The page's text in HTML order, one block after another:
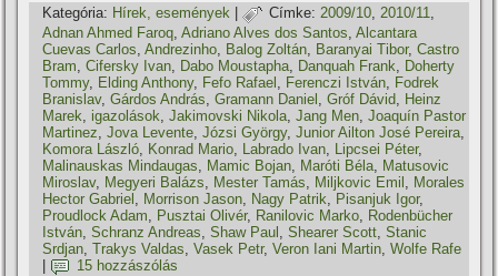
Kategória: Hí­rek, események | Címke: 2009/10,2010/11,
Adnan Ahmed Faroq ,Adriano Alves dos Santos ,Alcantara
Cuevas Carlos ,Andrezinho Balog Zoltán Baranyai Tibor,Castro
Bram ,Cifersky Ivan Dabo Moustapha Danquah Frank
Doherty
Tommy, Elding Anthony, Fefo Rafael Ferenczi István
Fodrek
Branislav,Gárdos András ,Gramann Daniel ,Gróf Dávid
Heinz
Marek ,igazolások ,Jakimovski Nikola ,Jang Men ,Joaquí­n Pastor
Martinez ,Jova Levente ,Józsi György,Junior Ailton José Pereira
Komora László
Konrad Mario Labrado Ivan Lipcsei Péter,
Malinauskas Mindaugas
Mamic Bojan Maróti Béla
Matusovic
Miroslav, Megyeri Balázs Mester Tamás Miljkovic Emil
Morales
Hector Gabriel
Morrison Jason Nagy Patrik Pisanjuk Igor,
Proudlock Adam
Pusztai Olivér, Ranilovic Marko
Rodenbücher
István ,Schranz Andreas ,Shaw Paul ,Shearer Scott ,Stanic
Srdjan ,Trakys Valdas ,Vasek Petr,Veron Iani Martin ,Wolfe Rafe
15 hozzászólás